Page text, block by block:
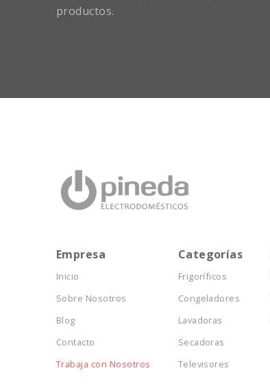
productos.
Empresa
Inicio
Sobre Nosotros
Blog
Contacto
Trabaja con Nosotros
Categorías
Frigoríficos
Congeladores
Lavadoras
Secadoras
Televisores